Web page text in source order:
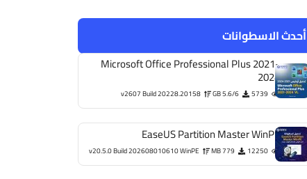
أحدث الاسطوانات
Microsoft Office Professional Plus 2021-
2024
5739
5.6/6 GB
v2607 Build 20228.20158
EaseUS Partition Master WinPE
12250
779 MB
v20.5.0 Build 202608010610 WinPE